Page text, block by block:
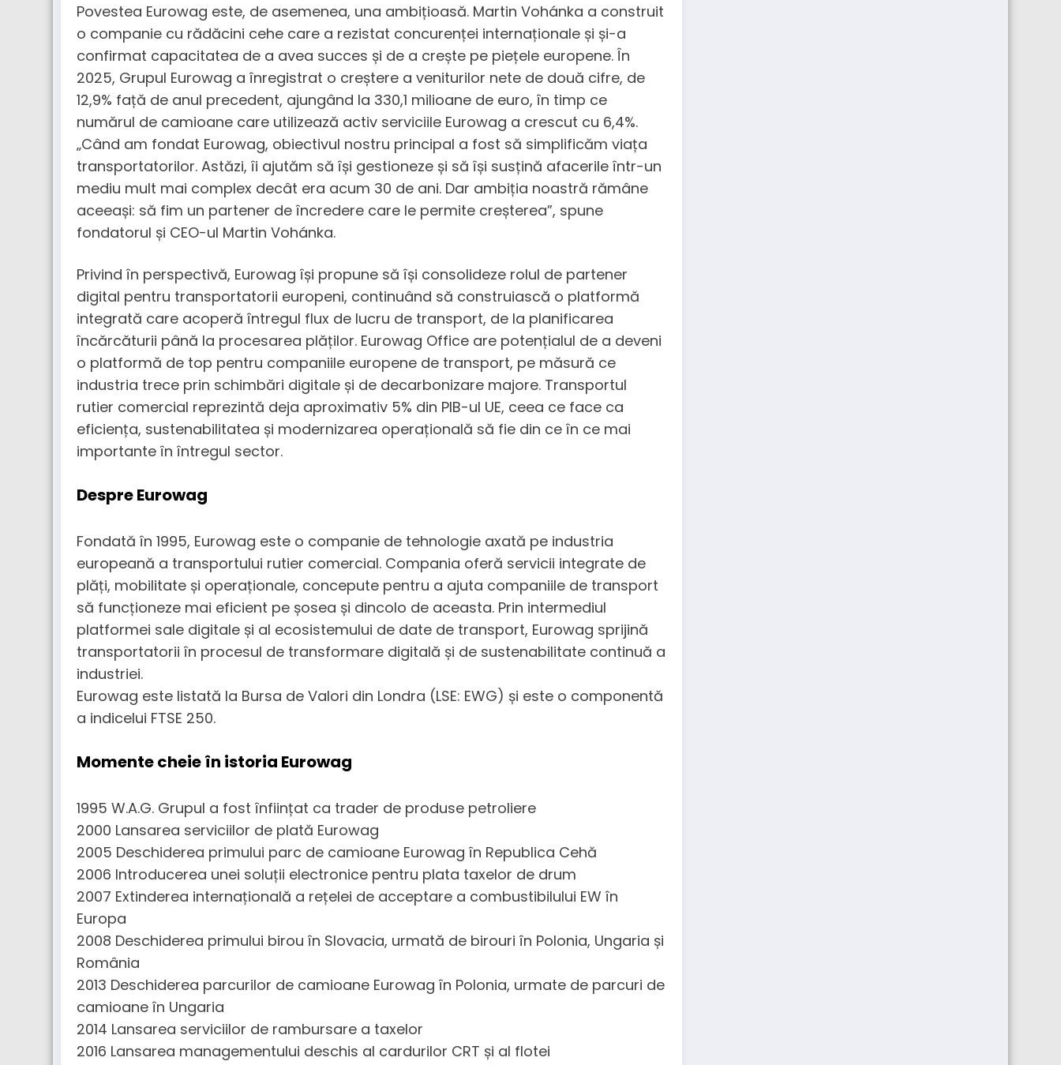
Povestea Eurowag este, de asemenea, una ambițioasă. Martin Vohánka a construit
o companie cu rădăcini cehe care a rezistat concurenței internaționale și și-a
confirmat capacitatea de a avea succes și de a crește pe piețele europene. În
2025, Grupul Eurowag a înregistrat o creștere a veniturilor nete de două cifre, de
12,9% față de anul precedent, ajungând la 330,1 milioane de euro, în timp ce
numărul de camioane care utilizează activ serviciile Eurowag a crescut cu 6,4%.
„Când am fondat Eurowag, obiectivul nostru principal a fost să simplificăm viața
transportatorilor. Astăzi, îi ajutăm să își gestioneze și să își susțină afacerile într-un
mediu mult mai complex decât era acum 30 de ani. Dar ambiția noastră rămâne
aceeași: să fim un partener de încredere care le permite creșterea”, spune
fondatorul și CEO-ul Martin Vohánka.
Privind în perspectivă, Eurowag își propune să își consolideze rolul de partener
digital pentru transportatorii europeni, continuând să construiască o platformă
integrată care acoperă întregul flux de lucru de transport, de la planificarea
încărcăturii până la procesarea plăților. Eurowag Office are potențialul de a deveni
o platformă de top pentru companiile europene de transport, pe măsură ce
industria trece prin schimbări digitale și de decarbonizare majore. Transportul
rutier comercial reprezintă deja aproximativ 5% din PIB-ul UE, ceea ce face ca
eficiența, sustenabilitatea și modernizarea operațională să fie din ce în ce mai
importante în întregul sector.
Despre Eurowag
Fondată în 1995, Eurowag este o companie de tehnologie axată pe industria
europeană a transportului rutier comercial. Compania oferă servicii integrate de
plăți, mobilitate și operaționale, concepute pentru a ajuta companiile de transport
să funcționeze mai eficient pe șosea și dincolo de aceasta. Prin intermediul
platformei sale digitale și al ecosistemului de date de transport, Eurowag sprijină
transportatorii în procesul de transformare digitală și de sustenabilitate continuă a
industriei.
Eurowag este listată la Bursa de Valori din Londra (LSE: EWG) și este o componentă
a indicelui FTSE 250.
Momente cheie în istoria Eurowag
1995 W.A.G. Grupul a fost înființat ca trader de produse petroliere
2000 Lansarea serviciilor de plată Eurowag
2005 Deschiderea primului parc de camioane Eurowag în Republica Cehă
2006 Introducerea unei soluții electronice pentru plata taxelor de drum
2007 Extinderea internațională a rețelei de acceptare a combustibilului EW în
Europa
2008 Deschiderea primului birou în Slovacia, urmată de birouri în Polonia, Ungaria și
România
2013 Deschiderea parcurilor de camioane Eurowag în Polonia, urmate de parcuri de
camioane în Ungaria
2014 Lansarea serviciilor de rambursare a taxelor
2016 Lansarea managementului deschis al cardurilor CRT și al flotei